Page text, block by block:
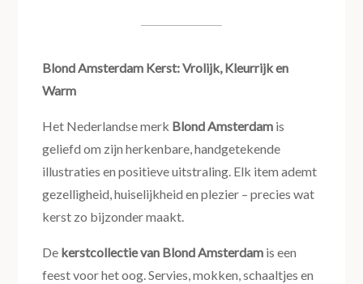
Blond Amsterdam Kerst: Vrolijk, Kleurrijk en
Warm
Het Nederlandse merk Blond Amsterdam is
geliefd om zijn herkenbare, handgetekende
illustraties en positieve uitstraling. Elk item ademt
gezelligheid, huiselijkheid en plezier – precies wat
kerst zo bijzonder maakt.
De kerstcollectie van Blond Amsterdam is een
feest voor het oog. Servies, mokken, schaaltjes en